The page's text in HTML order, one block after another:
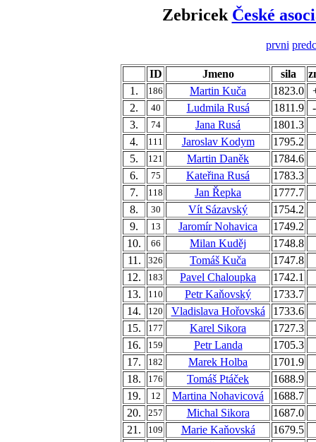
Zebricek České
prvni
ID Jmeno sila
1.
186 Martin Kuča 1823.0
2.
40 Ludmila Rusá 1811.9
3.
74 Jana Rusá
1801.3
4.
111 Jaroslav Kodym
1795.2
5.
121 Martin Daněk
1784.6
6.
75 Kateřina Rusá
1783.3
7.
118 Jan Řepka
1777.7
8.
30 Vít Sázavský
1754.2
9.
13 Jaromír Nohavica
1749.2
10.
66 Milan Kuděj
1748.8
11.
326 Tomáš Kuča
1747.8
12.
183 Pavel Chaloupka
1742.1
13.
110 Petr Kaňovský
1733.7
14.
120 Vladislava Hořovská
1733.6
15.
177 Karel Sikora
1727.3
16.
159 Petr Landa
1705.3
17.
182 Marek Holba
1701.9
18.
176 Tomáš Ptáček
1688.9
19.
12 Martina Nohavicová
1688.7
20.
257 Michal Sikora
1687.0
21.
109 Marie Kaňovská
1679.5